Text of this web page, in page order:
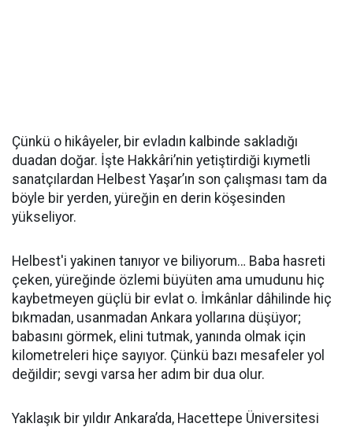
Çünkü o hikâyeler, bir evladın kalbinde sakladığı
duadan doğar. İşte Hakkâri’nin yetiştirdiği kıymetli
sanatçılardan Helbest Yaşar’ın son çalışması tam da
böyle bir yerden, yüreğin en derin köşesinden
yükseliyor.
Helbest'i yakinen tanıyor ve biliyorum… Baba hasreti
çeken, yüreğinde özlemi büyüten ama umudunu hiç
kaybetmeyen güçlü bir evlat o. İmkânlar dâhilinde hiç
bıkmadan, usanmadan Ankara yollarına düşüyor;
babasını görmek, elini tutmak, yanında olmak için
kilometreleri hiçe sayıyor. Çünkü bazı mesafeler yol
değildir; sevgi varsa her adım bir dua olur.
Yaklaşık bir yıldır Ankara’da, Hacettepe Üniversitesi